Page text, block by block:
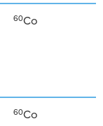
60Co
60Co